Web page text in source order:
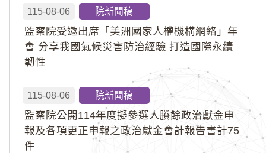
115-08-06 院新聞稿
監察院受邀出席「美洲國家人權機構網絡」年
會 分享我國氣候災害防治經驗 打造國際永續
韌性
115-08-06 院新聞稿
監察院公開114年度擬參選人賸餘政治獻金申
報及各項更正申報之政治獻金會計報告書計75
件